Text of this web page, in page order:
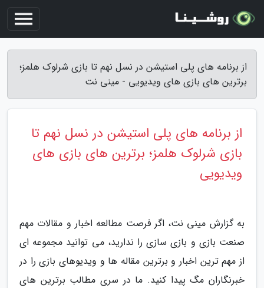
از برنامه های پلی استیشن در نسل نهم تا بازی شرلوک هلمز؛
برترین های بازی های ویدیویی - مینی نت
از برنامه های پلی استیشن در نسل نهم تا
بازی شرلوک هلمز؛ برترین های بازی های
ویدیویی
به گزارش مینی نت، اگر فرصت مطالعه اخبار و مقالات مهم
صنعت بازی و بازی سازی را ندارید، می توانید مجموعه ای
از مهم ترین اخبار و برترین مقاله ها و ویدیوهای بازی را در
خبرنگاران مگ پیدا کنید. ما در سری مطالب برترین های